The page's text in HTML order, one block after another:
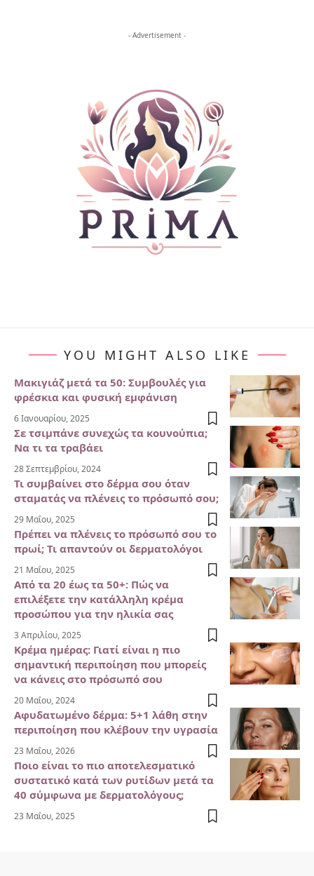
- Advertisement -
YOU MIGHT ALSO LIKE
Μακιγιάζ μετά τα 50: Συμβουλές για
φρέσκια και φυσική εμφάνιση
6 Ιανουαρίου, 2025
Σε τσιμπάνε συνεχώς τα κουνούπια;
Να τι τα τραβάει
28 Σεπτεμβρίου, 2024
Τι συμβαίνει στο δέρμα σου όταν
σταματάς να πλένεις το πρόσωπό σου;
29 Μαΐου, 2025
Πρέπει να πλένεις το πρόσωπό σου το
πρωί; Τι απαντούν οι δερματολόγοι
21 Μαΐου, 2025
Από τα 20 έως τα 50+: Πώς να
επιλέξετε την κατάλληλη κρέμα
προσώπου για την ηλικία σας
3 Απριλίου, 2025
Κρέμα ημέρας: Γιατί είναι η πιο
σημαντική περιποίηση που μπορείς
να κάνεις στο πρόσωπό σου
20 Μαΐου, 2024
Αφυδατωμένο δέρμα: 5+1 λάθη στην
περιποίηση που κλέβουν την υγρασία
23 Μαΐου, 2026
Ποιο είναι το πιο αποτελεσματικό
συστατικό κατά των ρυτίδων μετά τα
40 σύμφωνα με δερματολόγους;
23 Μαΐου, 2025